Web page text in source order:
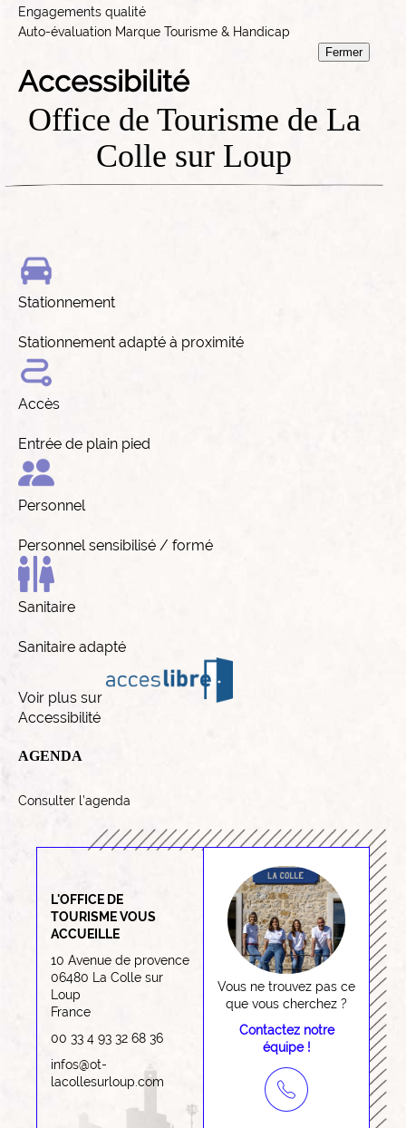
Engagements qualité
Auto-évaluation Marque Tourisme & Handicap
Fermer
Accessibilité
Office de Tourisme de La
Colle sur Loup
Stationnement
Stationnement adapté à proximité
Accès
Entrée de plain pied
Personnel
Personnel sensibilisé / formé
Sanitaire
Sanitaire adapté
Voir plus sur
Accessibilité
AGENDA
Consulter l’agenda
L'OFFICE DE
TOURISME VOUS
ACCUEILLE
10 Avenue de provence
06480 La Colle sur
Loup
France
00 33 4 93 32 68 36
infos@ot-
lacollesurloup.com
Vous ne trouvez pas ce
que vous cherchez ?
Contactez notre
équipe !